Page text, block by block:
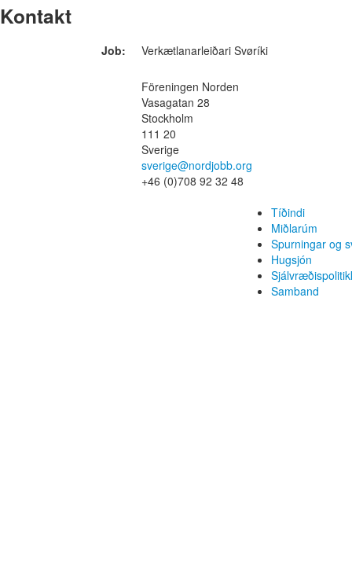
Kontakt
Job: Verkætlanarleiðari Svøríki
Föreningen Norden
Vasagatan 28
Stockholm
111 20
Sverige
sverige@nordjobb.org
+46 (0)708 92 32 48
Tíðindi
Miðlarúm
Spurningar og
Hugsjón
Samband